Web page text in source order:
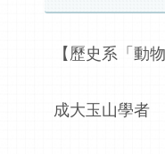
【歷史系「動
成大玉山學者